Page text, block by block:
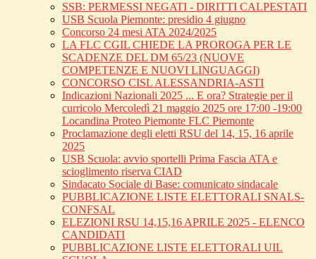
SSB: PERMESSI NEGATI - DIRITTI CALPESTATI
USB Scuola Piemonte: presidio 4 giugno
Concorso 24 mesi ATA 2024/2025
LA FLC CGIL CHIEDE LA PROROGA PER LE
SCADENZE DEL DM 65/23 (NUOVE
COMPETENZE E NUOVI LINGUAGGI)
CONCORSO CISL ALESSANDRIA-ASTI
Indicazioni Nazionali 2025 ... E ora? Strategie per il
curricolo Mercoledì 21 maggio 2025 ore 17:00 -19:00
Locandina Proteo Piemonte FLC Piemonte
Proclamazione degli eletti RSU del 14, 15, 16 aprile
2025
USB Scuola: avvio sportelli Prima Fascia ATA e
scioglimento riserva CIAD
Sindacato Sociale di Base: comunicato sindacale
PUBBLICAZIONE LISTE ELETTORALI SNALS-
CONFSAL
ELEZIONI RSU 14,15,16 APRILE 2025 - ELENCO
CANDIDATI
PUBBLICAZIONE LISTE ELETTORALI UIL